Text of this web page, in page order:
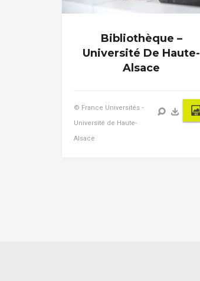
Bibliothèque –
Université De Haute-
Alsace
© France Universités -
Université de Haute-
Alsace